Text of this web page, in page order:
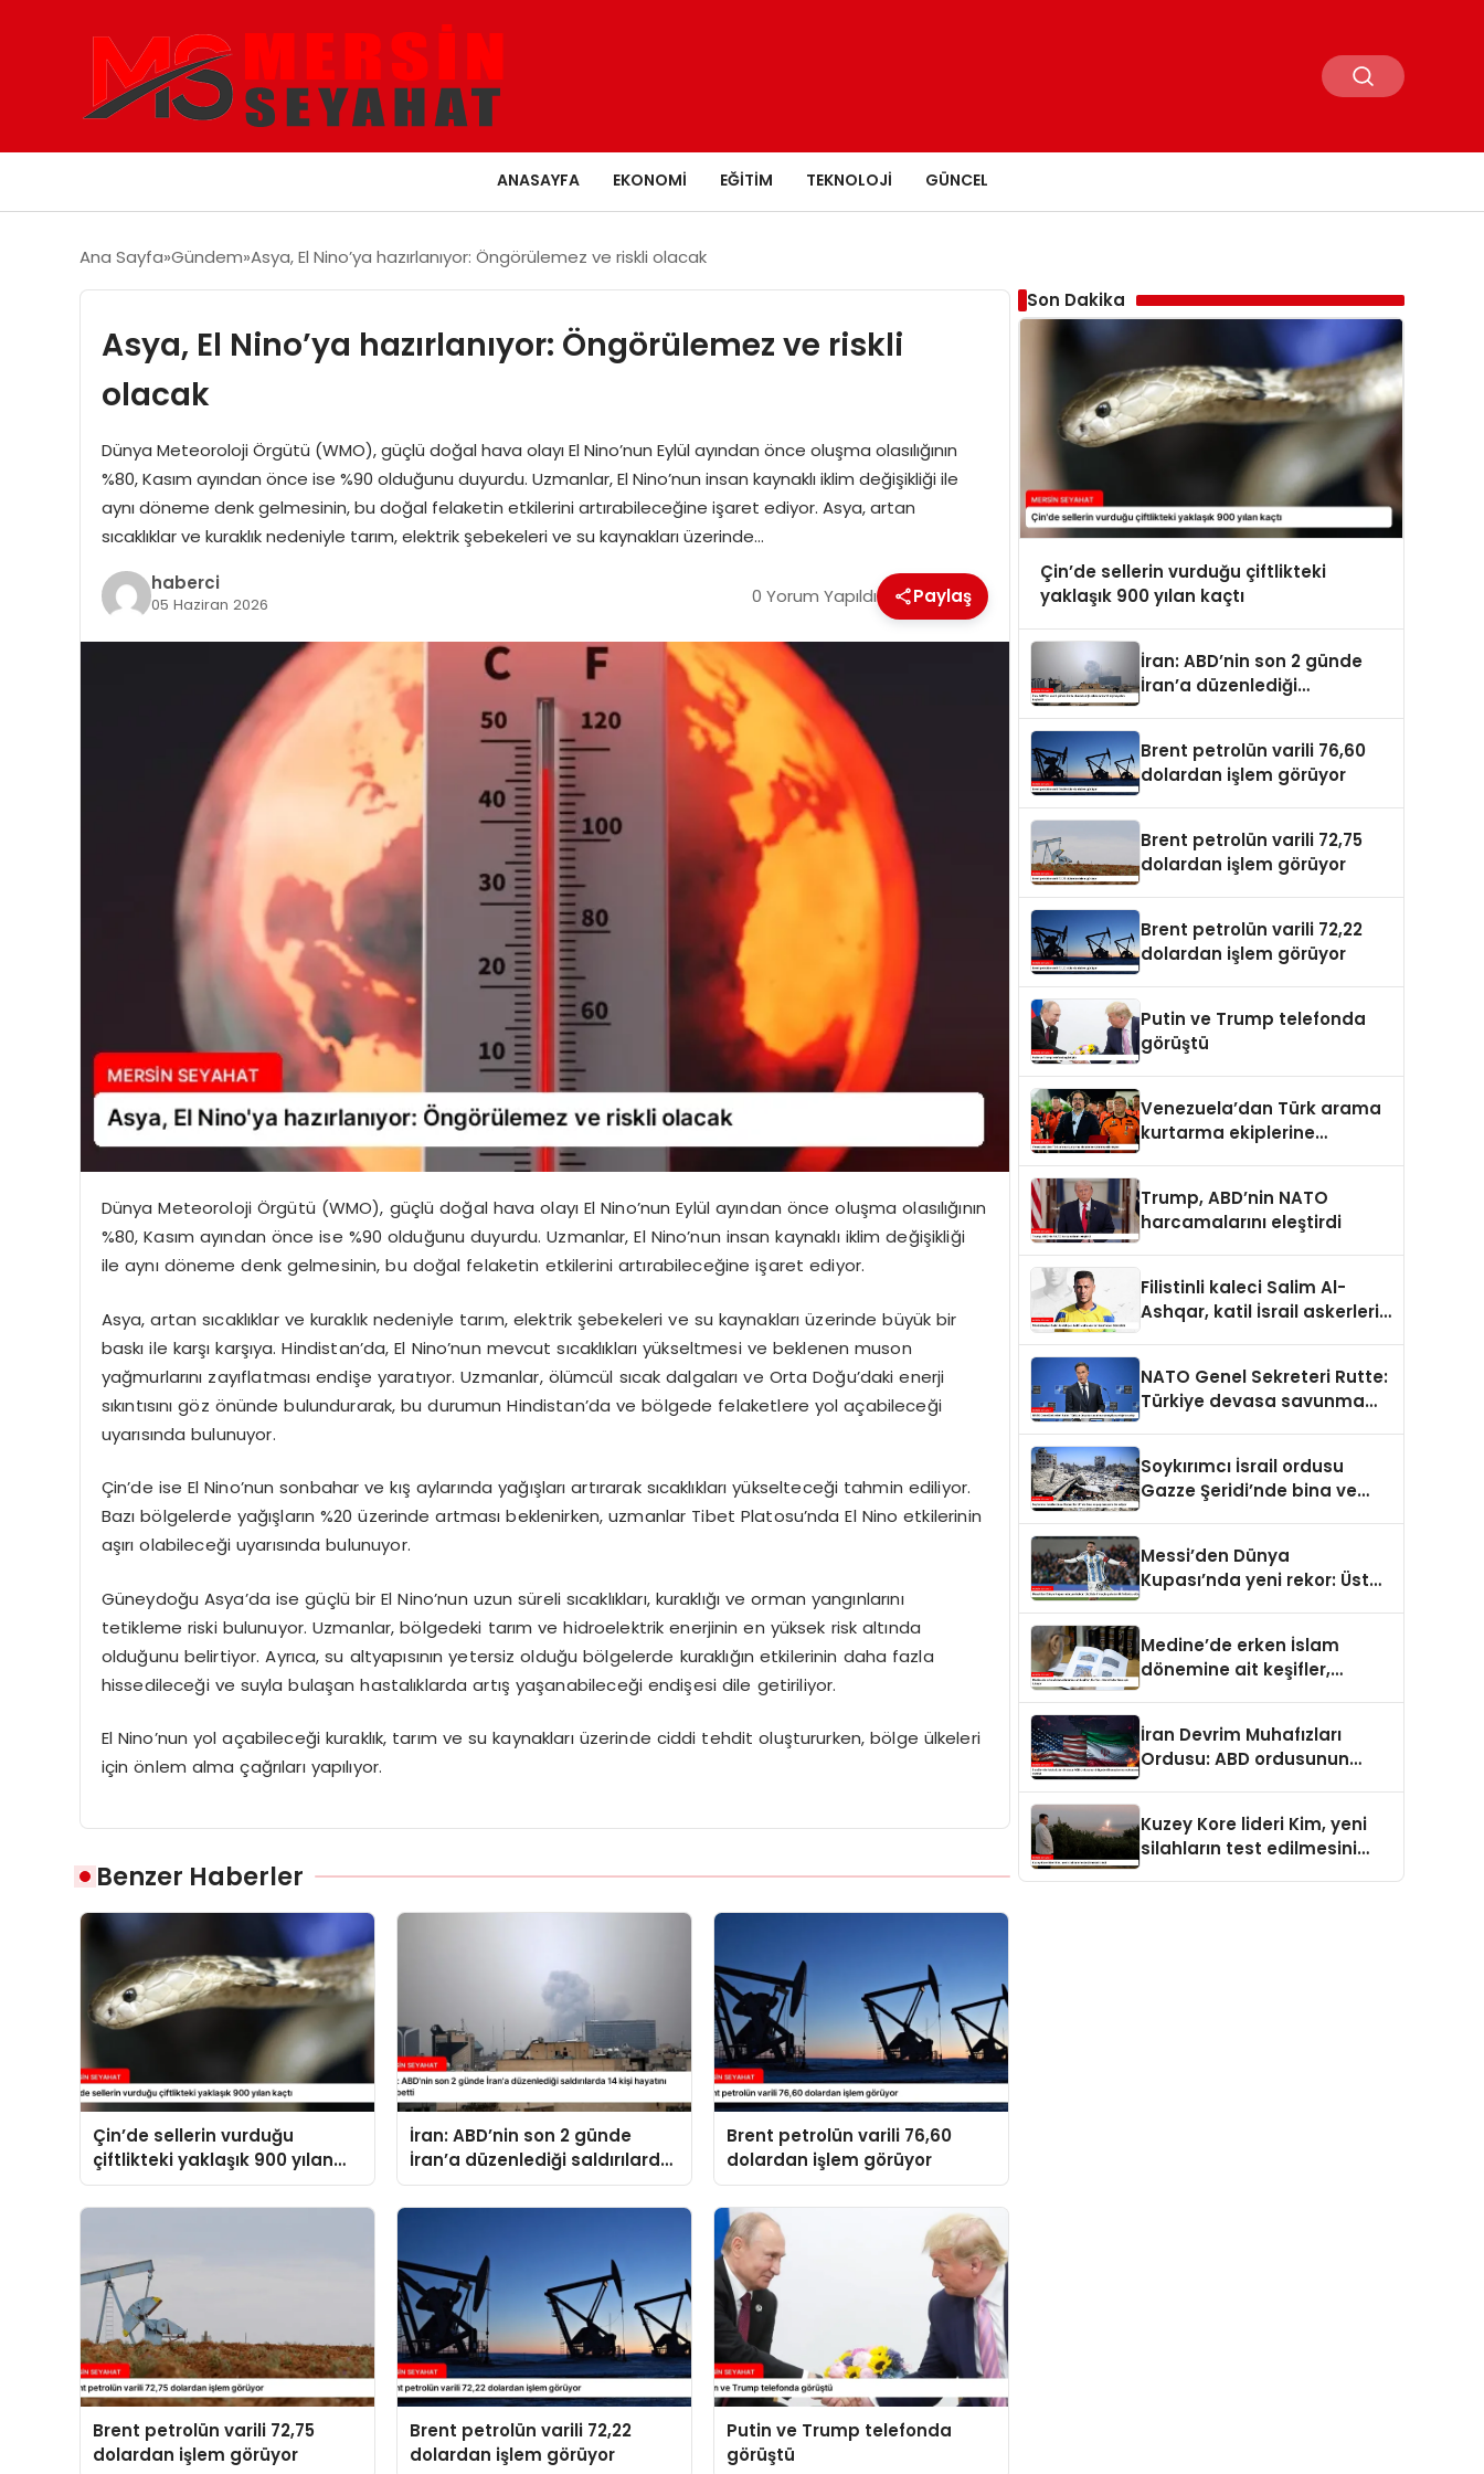
ANASAYFA EKONOMI EĞITIM TEKNOLOJI GÜNCEL
Ana Sayfa Gündem Asya, El Nino’ya hazırlanıyor: Öngörülemez ve riskli olacak
Asya, El Nino’ya hazırlanıyor: Öngörülemez ve riskli
olacak
Dünya Meteoroloji Örgütü (WMO), güçlü doğal hava olayı El Nino’nun Eylül ayından önce oluşma olasılığının
%80, Kasım ayından önce ise %90 olduğunu duyurdu. Uzmanlar, El Nino’nun insan kaynaklı iklim değişikliği ile
aynı döneme denk gelmesinin, bu doğal felaketin etkilerini artırabileceğine işaret ediyor. Asya, artan
sıcaklıklar ve kuraklık nedeniyle tarım, elektrik şebekeleri ve su kaynakları üzerinde…
haberci
05 Haziran 2026 0 Yorum Yapıldı Paylaş
Dünya Meteoroloji Örgütü (WMO), güçlü doğal hava olayı El Nino’nun Eylül ayından önce oluşma olasılığının
%80, Kasım ayından önce ise %90 olduğunu duyurdu. Uzmanlar, El Nino’nun insan kaynaklı iklim değişikliği
ile aynı döneme denk gelmesinin, bu doğal felaketin etkilerini artırabileceğine işaret ediyor.
Asya, artan sıcaklıklar ve kuraklık nedeniyle tarım, elektrik şebekeleri ve su kaynakları üzerinde büyük bir
baskı ile karşı karşıya. Hindistan’da, El Nino’nun mevcut sıcaklıkları yükseltmesi ve beklenen muson
yağmurlarını zayıflatması endişe yaratıyor. Uzmanlar, ölümcül sıcak dalgaları ve Orta Doğu’daki enerji
sıkıntısını göz önünde bulundurarak, bu durumun Hindistan’da ve bölgede felaketlere yol açabileceği
uyarısında bulunuyor.
Çin’de ise El Nino’nun sonbahar ve kış aylarında yağışları artırarak sıcaklıkları yükselteceği tahmin ediliyor.
Bazı bölgelerde yağışların %20 üzerinde artması beklenirken, uzmanlar Tibet Platosu’nda El Nino etkilerinin
aşırı olabileceği uyarısında bulunuyor.
Güneydoğu Asya’da ise güçlü bir El Nino’nun uzun süreli sıcaklıkları, kuraklığı ve orman yangınlarını
tetikleme riski bulunuyor. Uzmanlar, bölgedeki tarım ve hidroelektrik enerjinin en yüksek risk altında
olduğunu belirtiyor. Ayrıca, su altyapısının yetersiz olduğu bölgelerde kuraklığın etkilerinin daha fazla
hissedileceği ve suyla bulaşan hastalıklarda artış yaşanabileceği endişesi dile getiriliyor.
El Nino’nun yol açabileceği kuraklık, tarım ve su kaynakları üzerinde ciddi tehdit oluştururken, bölge ülkeleri
için önlem alma çağrıları yapılıyor.
Benzer Haberler
Çin’de sellerin vurduğu
çiftlikteki yaklaşık 900 yılan
kaçtı
İran: ABD’nin son 2 günde
İran’a düzenlediği saldırılarda
14 kişi hayatını kaybetti
Brent petrolün varili 76,60
dolardan işlem görüyor
Brent petrolün varili 72,75
dolardan işlem görüyor
Brent petrolün varili 72,22
dolardan işlem görüyor
Putin ve Trump telefonda
görüştü
Son Dakika
Çin’de sellerin vurduğu çiftlikteki
yaklaşık 900 yılan kaçtı
İran: ABD’nin son 2 günde
İran’a düzenlediği
Brent petrolün varili 76,60
dolardan işlem görüyor
Brent petrolün varili 72,75
dolardan işlem görüyor
Brent petrolün varili 72,22
dolardan işlem görüyor
Putin ve Trump telefonda
görüştü
Venezuela’dan Türk arama
kurtarma ekiplerine
Trump, ABD’nin NATO
harcamalarını eleştirdi
Filistinli kaleci Salim Al-
Ashqar, katil İsrail askerleri
NATO Genel Sekreteri Rutte:
Türkiye devasa savunma
Soykırımcı İsrail ordusu
Gazze Şeridi’nde bina ve
Messi’den Dünya
Kupası’nda yeni rekor: Üst
Medine’de erken İslam
dönemine ait keşifler,
İran Devrim Muhafızları
Ordusu: ABD ordusunun
Kuzey Kore lideri Kim, yeni
silahların test edilmesini